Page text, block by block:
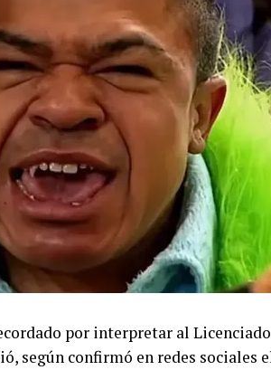
por interpretar al
según confirmó en redes sociales